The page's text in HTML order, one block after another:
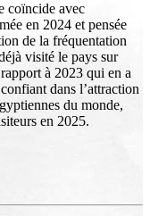
coïncide avec
en 2024 et pensée
de la fréquentation
visité le pays sur
à 2023 qui en a
dans l’attraction
du monde,
en 2025.